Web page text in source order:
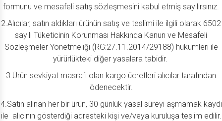
formunu ve mesafeli satış sözleşmesini kabul etmiş sayılırsınız.
2.Alıcılar, satın aldıkları ürünün satış ve teslimi ile ilgili olarak 6502
sayılı Tüketicinin Korunması Hakkında Kanun ve Mesafeli
Sözleşmeler Yönetmeliği (RG:27.11.2014/29188) hükümleri ile
yürürlükteki diğer yasalara tabidir.
3.Ürün sevkiyat masrafı olan kargo ücretleri alıcılar tarafından
ödenecektir.
4.Satın alınan her bir ürün, 30 günlük yasal süreyi aşmamak kaydı
ile alıcının gösterdiği adresteki kişi ve/veya kuruluşa teslim edilir.